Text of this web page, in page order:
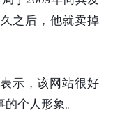
之后，他就卖掉
示，该网站很好
个人形象。